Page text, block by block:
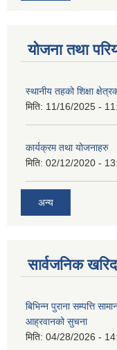
योजना तथा
स्थानीय तहको शिक्षा
मिति: 11/16/2025 -
कार्यक्रम तथा योजनाहरु
मिति: 02/12/2020 -
अन्य
सार्वजनिक
बिभिन्न पुराना सम्पत्ति
आह्रवानको सुचना
मिति: 04/28/2026 -